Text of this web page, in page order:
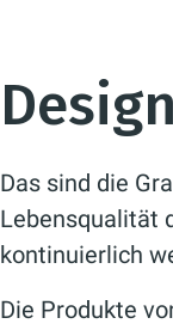
Das sind die
Lebensqualität
kontinuierlich
Die Produkte